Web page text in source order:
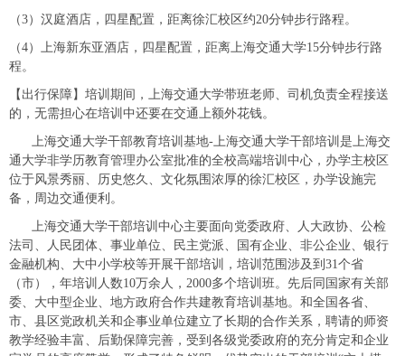
（3）汉庭酒店，四星配置，距离徐汇校区约20分钟步行路程。
（4）上海新东亚酒店，四星配置，距离上海交通大学15分钟步行路
程。
【出行保障】培训期间，上海交通大学带班老师、司机负责全程接送
的，无需担心在培训中还要在交通上额外花钱。
上海交通大学干部教育培训基地-上海交通大学干部培训是上海交
通大学非学历教育管理办公室批准的全校高端培训中心，办学主校区
位于风景秀丽、历史悠久、文化氛围浓厚的徐汇校区，办学设施完
备，周边交通便利。
上海交通大学干部培训中心主要面向党委政府、人大政协、公检
法司、人民团体、事业单位、民主党派、国有企业、非公企业、银行
金融机构、大中小学校等开展干部培训，培训范围涉及到31个省
（市），年培训人数10万余人，2000多个培训班。先后同国家有关部
委、大中型企业、地方政府合作共建教育培训基地。和全国各省、
市、县区党政机关和企事业单位建立了长期的合作关系，聘请的师资
教学经验丰富、后勤保障完善，受到各级党委政府的充分肯定和企业